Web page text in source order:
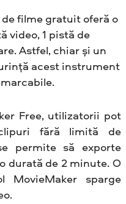
filme gratuit oferă o
video, 1 pistă de
Astfel, chiar și un
acest instrument
Free, utilizatorii pot
fără limită de
permite să exporte
durată de 2 minute. O
MovieMaker sparge